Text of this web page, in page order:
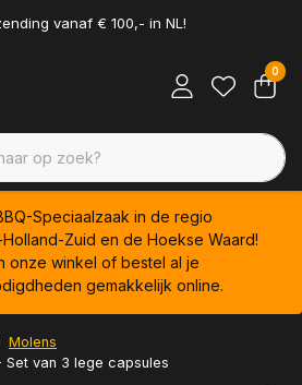
vanaf € 100,- in NL!
0
Speciaalzaak in de regio
Zuid en de Hoekse Waard!
onze winkel of bestel al je
gemakkelijk online.
Molens
Set van 3 lege capsules